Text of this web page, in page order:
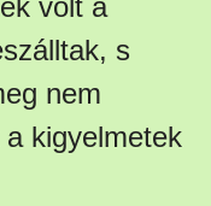
s
nem
kigyelmetek